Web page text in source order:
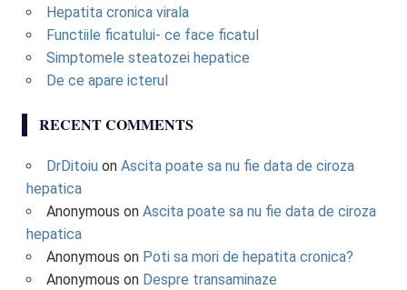
Hepatita cronica virala
Functiile ficatului- ce face ficatul
Simptomele steatozei hepatice
De ce apare icterul
RECENT COMMENTS
DrDitoiuon Ascita poate sa nu fie data de ciroza
hepatica
Anonymous on Ascita poate sa nu fie data de ciroza
hepatica
Anonymous on Poti sa mori de hepatita cronica?
Anonymous on Despre transaminaze